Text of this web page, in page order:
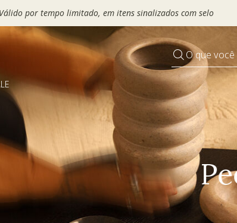
e ganhe até 30% OFF*: useMOVEL30, TEXTIL30 OU
O que
Pequenos rituais
Grandes mudanças